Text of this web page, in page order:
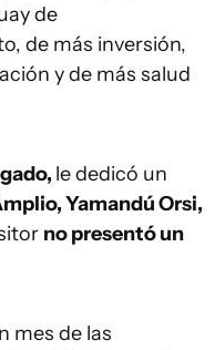
de
de más inversión,
y de más salud
le dedicó un
Yamandú Orsi,
no presentó un
mes de las